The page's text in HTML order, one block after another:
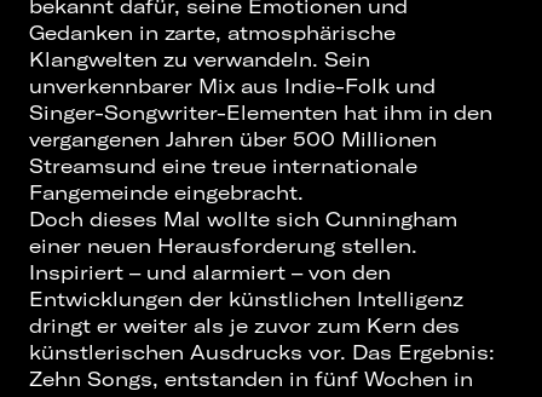
bekannt dafür, seine Emotionen und
Gedanken in zarte, atmosphärische
Klangwelten zu verwandeln. Sein
unverkennbarer Mix aus Indie-Folk und
Singer-Songwriter-Elementen hat ihm in den
vergangenen Jahren über 500 Millionen
Streamsund eine treue internationale
Fangemeinde eingebracht.
Doch dieses Mal wollte sich Cunningham
einer neuen Herausforderung stellen.
Inspiriert – und alarmiert – von den
Entwicklungen der künstlichen Intelligenz
dringt er weiter als je zuvor zum Kern des
künstlerischen Ausdrucks vor. Das Ergebnis:
Zehn Songs, entstanden in fünf Wochen in